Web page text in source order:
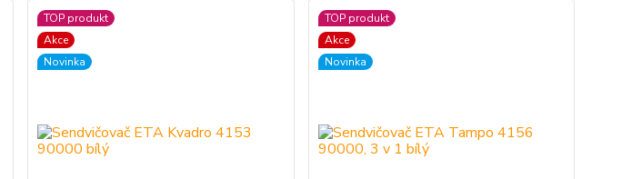
TOP produkt
Akce
Novinka
TOP produkt
Akce
Novinka